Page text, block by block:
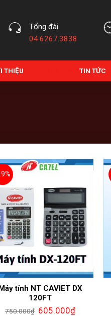
Tổng đài
04.6267.3838
THIỆU TIN TỨC
tính NT CAVIET DX
120FT
750.000₫ 605.000₫